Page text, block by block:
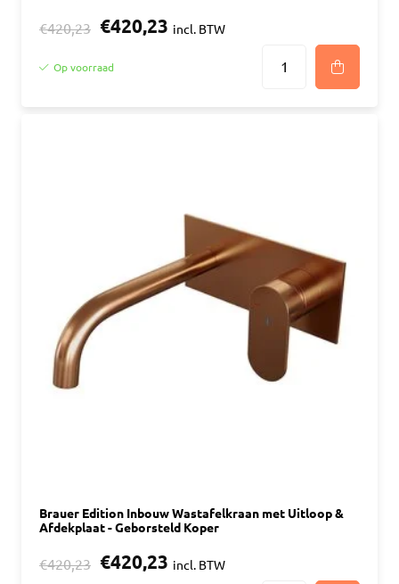
€420,23 €420,23 incl. BTW
Op voorraad
Brauer Edition Inbouw Wastafelkraan met Uitloop &
Afdekplaat - Geborsteld Koper
€420,23 €420,23 incl. BTW